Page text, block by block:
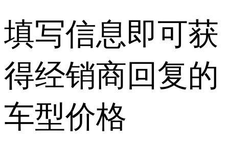
填写信息即可获
得经销商回复的
车型价格